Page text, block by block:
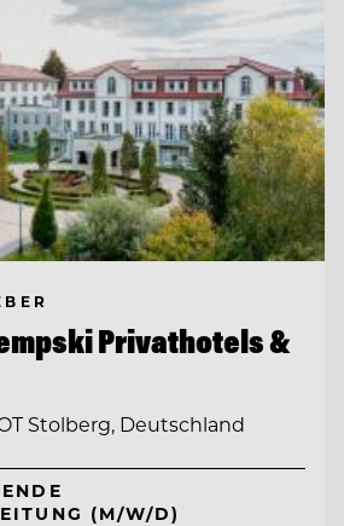
Privathotels &
Stolberg, Deutschland
(M/W/D)